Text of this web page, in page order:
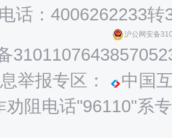
话：4006262233转
沪公网安备
举报专区：
中国
劝阻电话"96110"系